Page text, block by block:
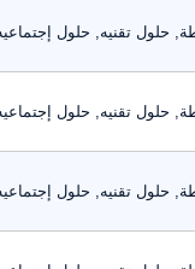
حلول تقنيه, حلول إجتماعيه
حلول تقنيه, حلول إجتماعيه
حلول تقنيه, حلول إجتماعيه